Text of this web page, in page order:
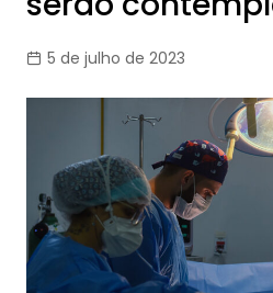
5 de julho de 2023